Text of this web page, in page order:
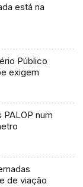
está na
Público
exigem
num
de viação